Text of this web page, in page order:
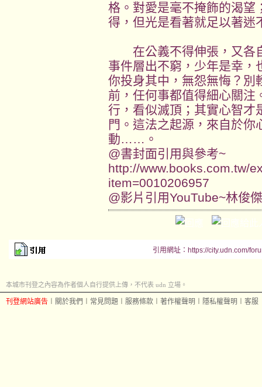
格。對愛是毫不掩飾的渴望
得，但光是看著就足以著
在公義不得伸張，又各
事件層出不窮，少年是幸，
你投身其中，無怨無悔？別
前，任何事都值得細心關注
行，看似滅頂；其實心智才
門。這法之起源，來自於
動……。
@書封面引用與參考~
http://www.books.com.tw/
item=0010206957
@影片引用YouTube~林俊
引用網址：https://city.udn.com/
本城市刊登之內容為作者個人自行提供上傳，不代表 udn 立場。
刊登網站廣告 關於我們 常見問題 服務條款 著作權聲明 隱私權聲明 客服